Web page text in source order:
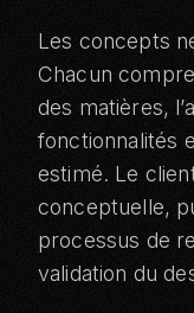
Les concepts
Chacun
des matières,
fonctionnalités
estimé. Le
conceptuelle,
processus de
validation du